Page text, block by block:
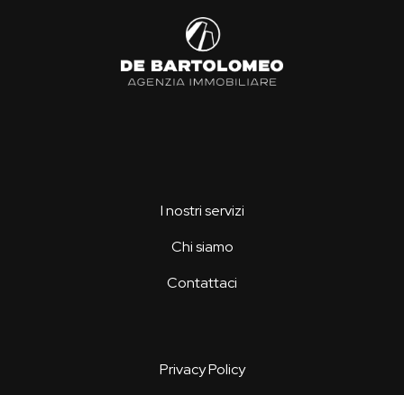
I nostri servizi
Chi siamo
Contattaci
Privacy Policy